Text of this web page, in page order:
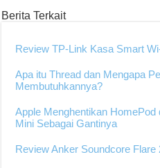
Berita Terkait
Review TP-Link Kasa Smart
Apa itu Thread dan Mengapa
Membutuhkannya?
Apple Menghentikan
Mini Sebagai Gantinya
Review Anker Soundcore Flare